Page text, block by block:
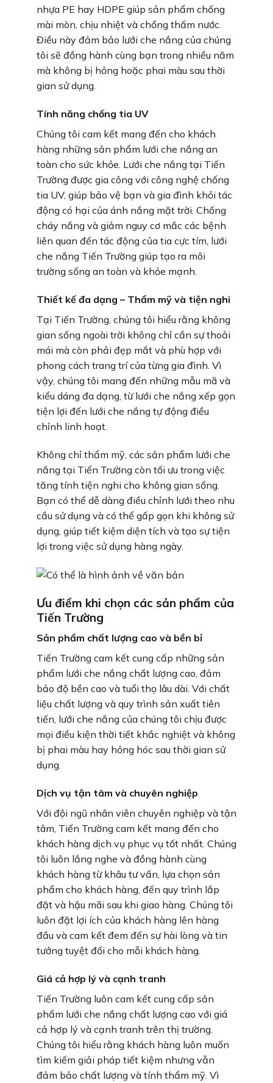
nhựa PE hay HDPE giúp sản phẩm chống
mài mòn, chịu nhiệt và chống thấm nước.
Điều này đảm bảo lưới che nắng của chúng
tôi sẽ đồng hành cùng bạn trong nhiều năm
mà không bị hỏng hoặc phai màu sau thời
gian sử dụng.
Tính năng chống tia UV
Chúng tôi cam kết mang đến cho khách
hàng những sản phẩm lưới che nắng an
toàn cho sức khỏe. Lưới che nắng tại Tiến
Trường được gia công với công nghệ chống
tia UV, giúp bảo vệ bạn và gia đình khỏi tác
động có hại của ánh nắng mặt trời. Chống
cháy nắng và giảm nguy cơ mắc các bệnh
liên quan đến tác động của tia cực tím, lưới
che nắng Tiến Trường giúp tạo ra môi
trường sống an toàn và khỏe mạnh.
Thiết kế đa dạng – Thẩm mỹ và tiện nghi
Tại Tiến Trường, chúng tôi hiểu rằng không
gian sống ngoài trời không chỉ cần sự thoải
mái mà còn phải đẹp mắt và phù hợp với
phong cách trang trí của từng gia đình. Vì
vậy, chúng tôi mang đến những mẫu mã và
kiểu dáng đa dạng, từ lưới che nắng xếp gọn
tiện lợi đến lưới che nắng tự động điều
chỉnh linh hoạt.
Không chỉ thẩm mỹ, các sản phẩm lưới che
nắng tại Tiến Trường còn tối ưu trong việc
tăng tính tiện nghi cho không gian sống.
Bạn có thể dễ dàng điều chỉnh lưới theo nhu
cầu sử dụng và có thể gấp gọn khi không sử
dụng, giúp tiết kiệm diện tích và tạo sự tiện
lợi trong việc sử dụng hàng ngày.
Ưu điểm khi chọn các sản phẩm của
Tiến Trường
Sản phẩm chất lượng cao và bền bỉ
Tiến Trường cam kết cung cấp những sản
phẩm lưới che nắng chất lượng cao, đảm
bảo độ bền cao và tuổi thọ lâu dài. Với chất
liệu chất lượng và quy trình sản xuất tiên
tiến, lưới che nắng của chúng tôi chịu được
mọi điều kiện thời tiết khắc nghiệt và không
bị phai màu hay hỏng hóc sau thời gian sử
dụng.
Dịch vụ tận tâm và chuyên nghiệp
Với đội ngũ nhân viên chuyên nghiệp và tận
tâm, Tiến Trường cam kết mang đến cho
khách hàng dịch vụ phục vụ tốt nhất. Chúng
tôi luôn lắng nghe và đồng hành cùng
khách hàng từ khâu tư vấn, lựa chọn sản
phẩm cho khách hàng, đến quy trình lắp
đặt và hậu mãi sau khi giao hàng. Chúng tôi
luôn đặt lợi ích của khách hàng lên hàng
đầu và cam kết đem đến sự hài lòng và tin
tưởng tuyệt đối cho mỗi khách hàng.
Giá cả hợp lý và cạnh tranh
Tiến Trường luôn cam kết cung cấp sản
phẩm lưới che nắng chất lượng cao với giá
cả hợp lý và cạnh tranh trên thị trường.
Chúng tôi hiểu rằng khách hàng luôn muốn
tìm kiếm giải pháp tiết kiệm nhưng vẫn
đảm bảo chất lượng và tính thẩm mỹ. Vì